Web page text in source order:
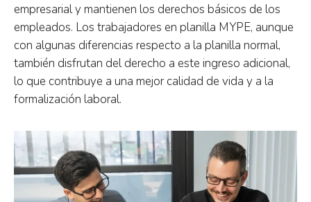
empresarial y mantienen los derechos básicos de los
empleados. Los trabajadores en planilla MYPE, aunque
con algunas diferencias respecto a la planilla normal,
también disfrutan del derecho a este ingreso adicional,
lo que contribuye a una mejor calidad de vida y a la
formalización laboral.